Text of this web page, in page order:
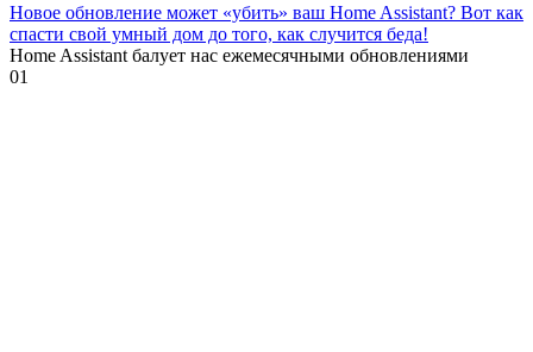
Новое обновление может «убить» ваш Home Assistant? Вот как
спасти свой умный дом до того, как случится беда!
Home Assistant балует нас ежемесячными обновлениями
01